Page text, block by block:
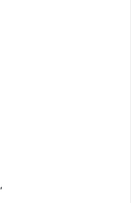
شركة هناجر ومستودعات بالرياض,